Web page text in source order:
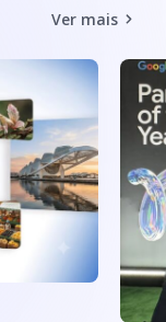
Ver mais